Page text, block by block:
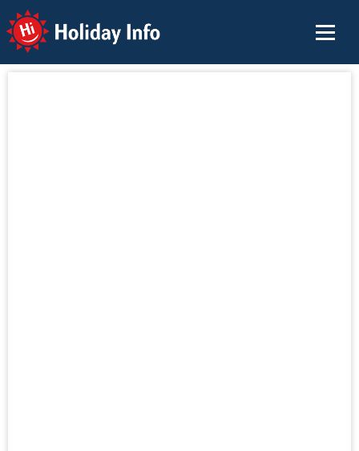
Holiday Info